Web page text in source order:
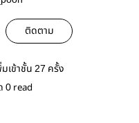
ติดตาม
มเข้าชั้น 27 ครั้ง
0 read